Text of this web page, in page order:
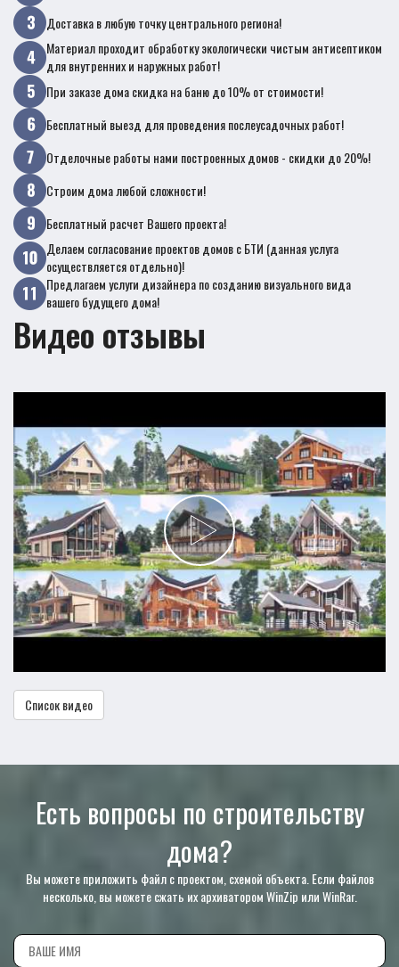
Доставка в любую точку центрального региона!
Материал проходит обработку экологически чистым антисептиком
для внутренних и наружных работ!
При заказе дома скидка на баню до 10% от стоимости!
Бесплатный выезд для проведения послеусадочных работ!
Отделочные работы нами построенных домов - скидки до 20%!
Строим дома любой сложности!
Бесплатный расчет Вашего проекта!
Делаем согласование проектов домов с БТИ (данная услуга
осуществляется отдельно)!
Предлагаем услуги дизайнера по созданию визуального вида
вашего будущего дома!
Видео отзывы
Список видео
Есть вопросы по строительству
дома?
Вы можете приложить файл с проектом, схемой объекта. Если файлов
несколько, вы можете сжать их архиватором WinZip или WinRar.